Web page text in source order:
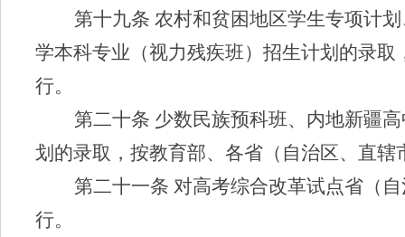
第十九条农村和贫困地区学生专项计
学本科专业（视力残疾班）招生计划的录
行。
第二十条 少数民族预科班、内地新疆
划的录取，按教育部、各省（自治区、直
第二十一条对高考综合改革试点省（
行。